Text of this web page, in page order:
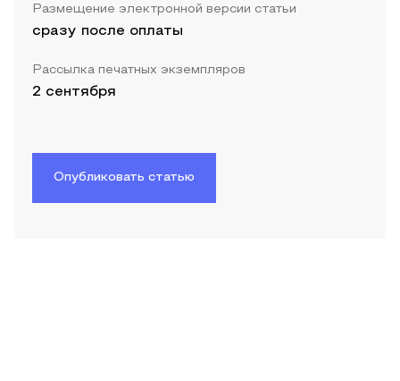
Размещение электронной версии статьи
сразу после оплаты
Рассылка печатных экземпляров
2 сентября
Опубликовать статью